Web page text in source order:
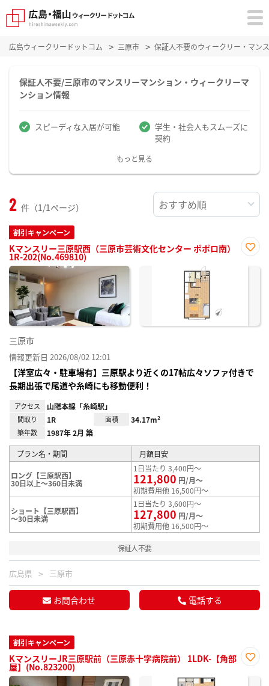
広島ウィークリードットコム 三原市 保証人不要のウィークリー・マン
保証人不要/三原市のマンスリーマンション・ウィークリーマ
ンション情報
スピーディな入居が可能
学生・社会人もスムーズに
契約
もっと見る
2 件（1/1ページ）
割引キャンペーン
Kマンスリー三原駅西（三原市芸術文化センター ポポロ南）
1R-202(No.469810)
に入
三原市
情報更新日 2026/08/02 12:01
【洋室広々・駐車場有】三原駅より近くの17帖広々ソファ付きで
長期出張で尾道や糸崎にも移動便利！
アクセス 山陽本線「糸崎駅」
間取り 1R 面積 34.17m²
築年数 1987年 2月 築
プラン名・期間 月額目安
ロング【三原駅西】
30日以上～360日未満
1日当たり 3,400円～
121,800 円/月～
初期費用他 16,500円～
ショート【三原駅西】
～30日未満
1日当たり 3,600円～
127,800 円/月～
初期費用他 16,500円～
保証人不要
広島県 三原市
お問合わせ 電話する
割引キャンペーン
KマンスリーJR三原駅前（三原赤十字病院前） 1LDK-【角部
屋】(No.823200)
に入